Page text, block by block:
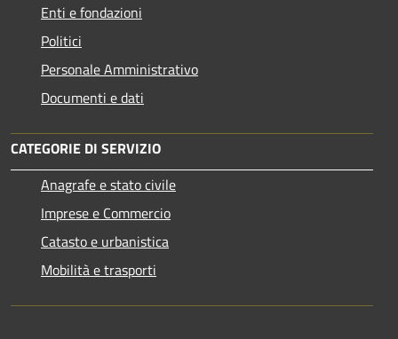
Enti e fondazioni
Politici
Personale Amministrativo
Documenti e dati
CATEGORIE DI SERVIZIO
Anagrafe e stato civile
Imprese e Commercio
Catasto e urbanistica
Mobilità e trasporti